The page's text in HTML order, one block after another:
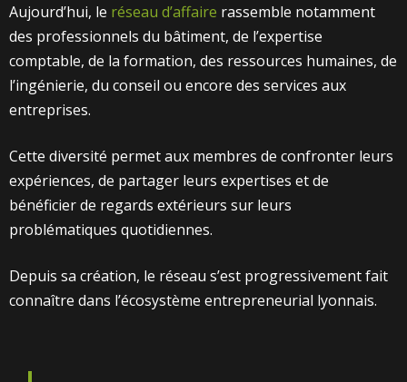
Aujourd’hui, le réseau d’affaire rassemble notamment
des professionnels du bâtiment, de l’expertise
comptable, de la formation, des ressources humaines, de
l’ingénierie, du conseil ou encore des services aux
entreprises.
Cette diversité permet aux membres de confronter leurs
expériences, de partager leurs expertises et de
bénéficier de regards extérieurs sur leurs
problématiques quotidiennes.
Depuis sa création, le réseau s’est progressivement fait
connaître dans l’écosystème entrepreneurial lyonnais.